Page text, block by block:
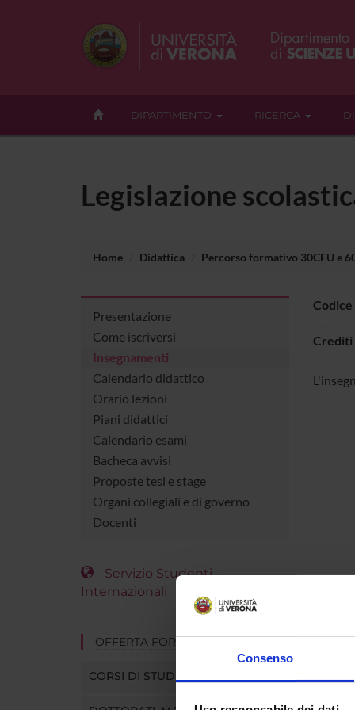
Consenso
DIPARTIMENTO RICERCA
Legislazione
Home Didattica Percorso formativo 30CFU e
Presentazione
Come iscriversi
Insegnamenti
Calendario didattico
Orario lezioni
Piani didattici
Calendario esami
Bacheca avvisi
Proposte tesi e stage
Organi collegiali e di governo
Docenti
Servizio Studenti
Internazionali
OFFERTA FORMATIVA
CORSI DI STUDIO
Crediti